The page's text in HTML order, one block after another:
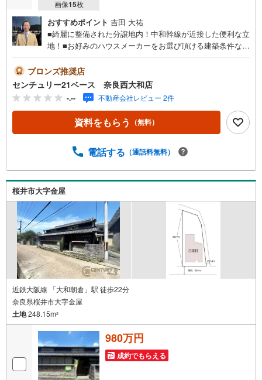
画像15枚
おすすめポイント 吉田 大祐
■綺麗に整備された分譲地内！中和幹線が近接した便利な立
地！■お好みのハウスメーカーをお選び頂ける建築条件なし
中！・お仕事終わりのお時間でもご見学可！・今から見た
い！というお声にもご対応できます！◇住宅ローンもお任
せください！◇・提携銀行多数あり（地方銀行・都市銀
行・信用金庫etc）・優遇後適用金利 0.875％～（審査内容
により異なります）--- ◇◇ Yahoo！不動産キャンペーン対
象店舗 ◇◇ ----当店で物件を成約いただくとPayPayボーナ
ーン】の対象になります。「資料をもらう」「見学予約を
でログインのうえお問い合わせください。------------------------
-----
ブロンズ推奨店
センチュリー21ベース 奈良西大和店
-.-- 不動産会社レビュー 2件
資料をもらう （無料）
電話する （通話料無料）
桜井市大字金屋
近鉄大阪線 「大和朝倉」駅 徒歩22分
奈良県桜井市大字金屋
土地248.15m2
980万円
成約でもらえる